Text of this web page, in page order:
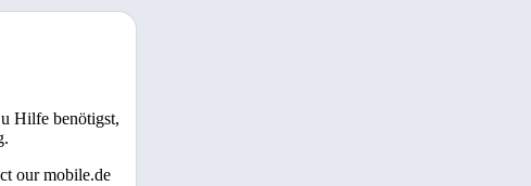
Hilfe benötigst,
our mobile.de